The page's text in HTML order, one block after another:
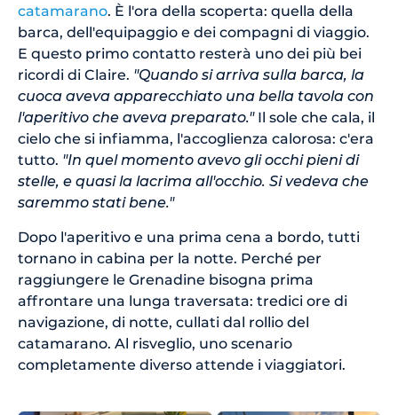
catamarano. È l'ora della scoperta: quella della
barca, dell'equipaggio e dei compagni di viaggio.
E questo primo contatto resterà uno dei più bei
ricordi di Claire. "Quando si arriva sulla barca, la
cuoca aveva apparecchiato una bella tavola con
l'aperitivo che aveva preparato."Il sole che cala, il
cielo che si infiamma, l'accoglienza calorosa: c'era
tutto. "In quel momento avevo gli occhi pieni di
stelle, e quasi la lacrima all'occhio. Si vedeva che
saremmo stati bene."
Dopo l'aperitivo e una prima cena a bordo, tutti
tornano in cabina per la notte. Perché per
raggiungere le Grenadine bisogna prima
affrontare una lunga traversata: tredici ore di
navigazione, di notte, cullati dal rollio del
catamarano. Al risveglio, uno scenario
completamente diverso attende i viaggiatori.